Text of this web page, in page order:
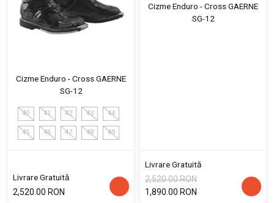
Cizme Enduro - Cross GAERNE
SG-12
40 41 42 43 44
45 46 47 48 49
Livrare Gratuită
2,520.00 RON
Cizme Enduro - Cross GAERNE
SG-12
Livrare Gratuită
2,520.00 RON
1,890.00 RON